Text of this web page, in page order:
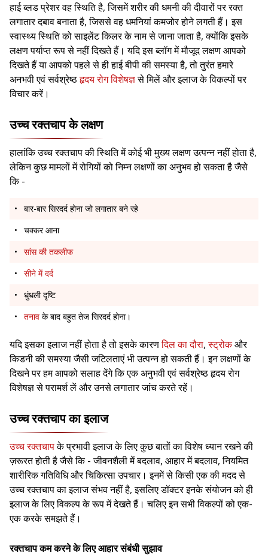
हाई ब्लड प्रेशर वह स्थिति है, जिसमें शरीर की धमनी की दीवारों पर रक्त
लगातार दबाव बनाता है, जिससे वह धमनियां कमजोर होने लगती हैं। इस
स्वास्थ्य स्थिति को साइलेंट किलर के नाम से जाना जाता है, क्योंकि इसके
लक्षण पर्याप्त रूप से नहीं दिखते हैं। यदि इस ब्लॉग में मौजूद लक्षण आपको
दिखते हैं या आपको पहले से ही हाई बीपी की समस्या है, तो तुरंत हमारे
अनभवी एवं सर्वश्रेष्ठहृदय रोग विशेषज्ञसे मिलें और इलाज के विकल्पों पर
विचार करें।
उच्च रक्तचाप के लक्षण
हालांकि उच्च रक्तचाप की स्थिति में कोई भी मुख्य लक्षण उत्पन्न नहीं होता है,
लेकिन कुछ मामलों में रोगियों को निम्न लक्षणों का अनुभव हो सकता है जैसे
कि -
बार-बार सिरदर्द होना जो लगातार बने रहे
चक्कर आना
सांस की तकलीफ
सीने में दर्द
धुंधली दृष्टि
तनाव के बाद बहुत तेज सिरदर्द होना।
यदि इसका इलाज नहीं होता है तो इसके कारणदिल का दौरा,स्ट्रोकऔर
किडनी की समस्या जैसी जटिलताएं भी उत्पन्न हो सकती हैं। इन लक्षणों के
दिखने पर हम आपको सलाह देंगे कि एक अनुभवी एवं सर्वश्रेष्ठ हृदय रोग
विशेषज्ञ से परामर्श लें और उनसे लगातार जांच करते रहें।
उच्च रक्तचाप का इलाज
उच्च रक्तचापके प्रभावी इलाज के लिए कुछ बातों का विशेष ध्यान रखने की
ज़रूरत होती है जैसे कि - जीवनशैली में बदलाव, आहार में बदलाव, नियमित
शारीरिक गतिविधि और चिकित्सा उपचार। इनमें से किसी एक की मदद से
उच्च रक्तचाप का इलाज संभव नहीं है, इसलिए डॉक्टर इनके संयोजन को ही
इलाज के लिए विकल्प के रूप में देखते हैं। चलिए इन सभी विकल्पों को एक-
एक करके समझते हैं।
रक्तचाप कम करने के लिए आहार संबंधी सुझाव